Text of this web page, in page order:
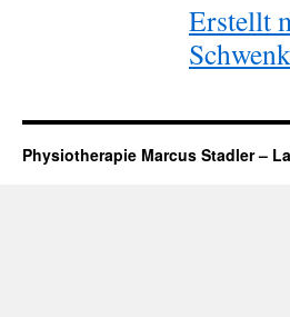
Erstellt
Physiotherapie Marcus Stadler –